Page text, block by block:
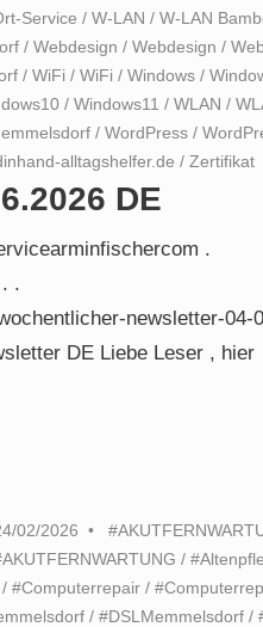
Service / W-LAN / W-LAN
/ Webdesign / Webdesign /
/ WiFi / WiFi / Windows /
/ Windows11 / WLAN /
/ WordPress /
alltagshelfer.de / Zertifikat
DE
.
.
newsletter-04-
DE Liebe Leser , hier
02/2026
/
/ #Computerrepair /
/ #DSLMemmelsdorf /